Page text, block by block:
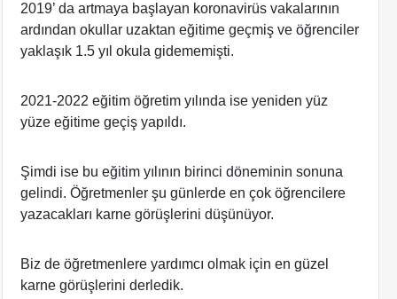
2019’ da artmaya başlayan koronavirüs vakalarının
ardından okullar uzaktan eğitime geçmiş ve öğrenciler
yaklaşık 1.5 yıl okula gidememişti.
2021-2022 eğitim öğretim yılında ise yeniden yüz
yüze eğitime geçiş yapıldı.
Şimdi ise bu eğitim yılının birinci döneminin sonuna
gelindi. Öğretmenler şu günlerde en çok öğrencilere
yazacakları karne görüşlerini düşünüyor.
Biz de öğretmenlere yardımcı olmak için en güzel
karne görüşlerini derledik.